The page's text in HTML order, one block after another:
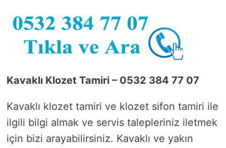
Kavaklı Klozet Tamiri – 0532 384 77 07
Kavaklı klozet tamiri ve klozet sifon tamiri ile
ilgili bilgi almak ve servis talepleriniz iletmek
için bizi arayabilirsiniz. Kavaklı ve yakın